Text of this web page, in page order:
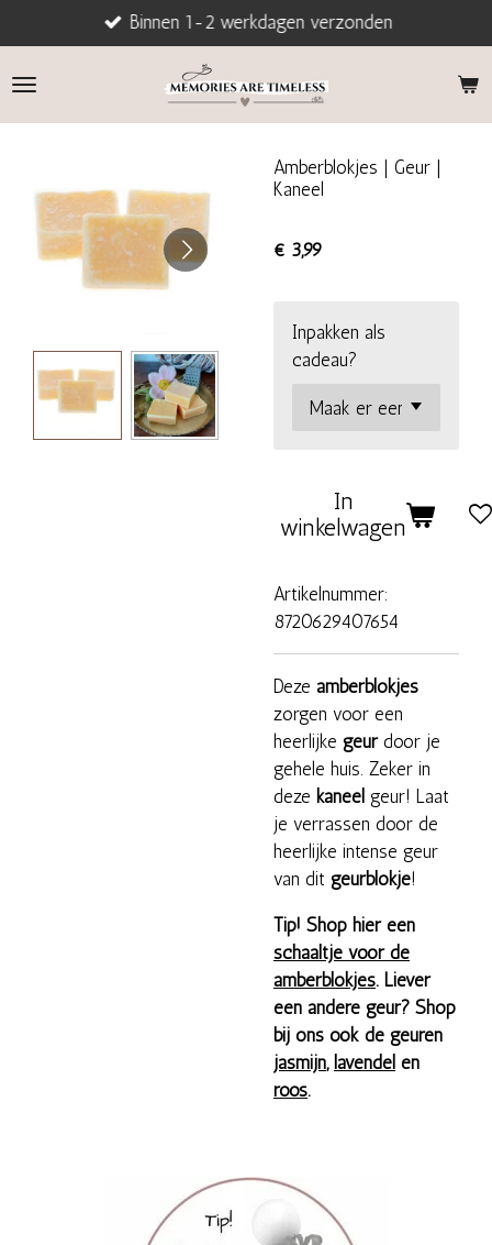
direct
naar
Binnen 1-2 werkdagen verzonden
Amberblokjes | Geur |
Kaneel
€ 3,99
Inpakken als
cadeau?
In
winkelwagen
Artikelnummer:
8720629407654
Deze amberblokjes
zorgen voor een
heerlijke geurdoor je
gehele huis. Zeker in
deze kaneel geur! Laat
je verrassen door de
heerlijke intense geur
van dit geurblokje!
Tip! Shop hier een
schaaltje voor de
amberblokjes. Liever
een andere geur? Shop
bij ons ook de geuren
jasmijn, lavendel en
roos.